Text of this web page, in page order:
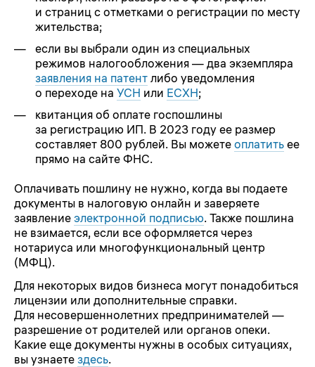
и страниц с отметками о регистрации по месту
жительства;
если вы выбрали один из специальных
режимов налогообложения — два экземпляра
заявления на патент либо уведомления
о переходе на УСН или ЕСХН;
квитанция об оплате госпошлины
за регистрацию ИП. В 2023 году ее размер
составляет 800 рублей. Вы можете оплатить ее
прямо на сайте ФНС.
Оплачивать пошлину не нужно, когда вы подаете
документы в налоговую онлайн и заверяете
заявление электронной подписью. Также пошлина
не взимается, если все оформляется через
нотариуса или многофункциональный центр
(МФЦ).
Для некоторых видов бизнеса могут понадобиться
лицензии или дополнительные справки.
Для несовершеннолетних предпринимателей —
разрешение от родителей или органов опеки.
Какие еще документы нужны в особых ситуациях,
вы узнаете здесь.